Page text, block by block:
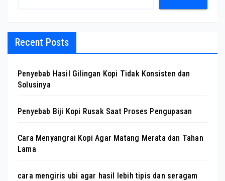
Recent Posts
Penyebab Hasil Gilingan Kopi Tidak Konsisten dan
Solusinya
Penyebab Biji Kopi Rusak Saat Proses Pengupasan
Cara Menyangrai Kopi Agar Matang Merata dan Tahan
Lama
cara mengiris ubi agar hasil lebih tipis dan seragam